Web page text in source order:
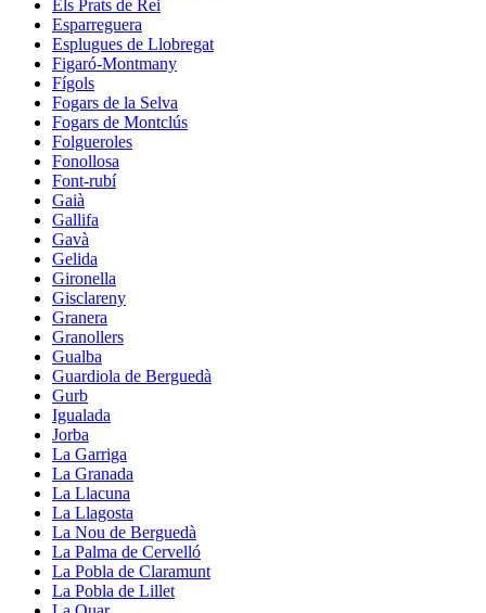
Els Prats de Rei
Esparreguera
Esplugues de Llobregat
Figaró-Montmany
Fígols
Fogars de la Selva
Fogars de Montclús
Folgueroles
Fonollosa
Font-rubí
Gaià
Gallifa
Gavà
Gelida
Gironella
Gisclareny
Granera
Granollers
Gualba
Guardiola de Berguedà
Gurb
Igualada
Jorba
La Garriga
La Granada
La Llacuna
La Llagosta
La Nou de Berguedà
La Palma de Cervelló
La Pobla de Claramunt
La Pobla de Lillet